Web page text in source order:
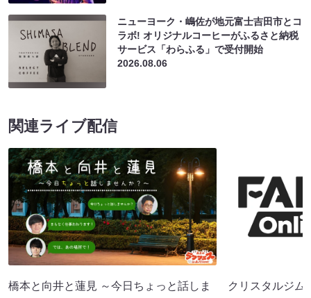
ニューヨーク・嶋佐が地元富士吉田市とコ
ラボ! オリジナルコーヒーがふるさと納税
サービス「わらふる」で受付開始
2026.08.06
関連ライブ配信
橋本と向井と蓮見 ～今日ちょっと話しま
クリスタルジム